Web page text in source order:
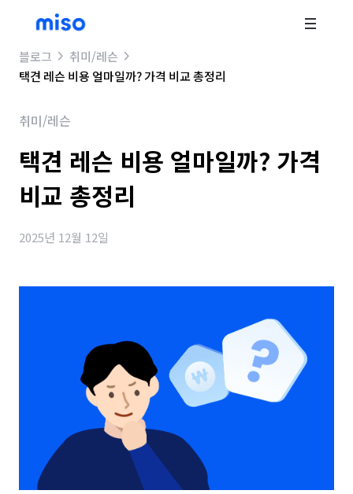
블로그
취미/레슨
택견 레슨 비용 얼마일까? 가격 비교 총정리
취미/레슨
택견 레슨 비용 얼마일까? 가격
비교 총정리
2025년 12월 12일